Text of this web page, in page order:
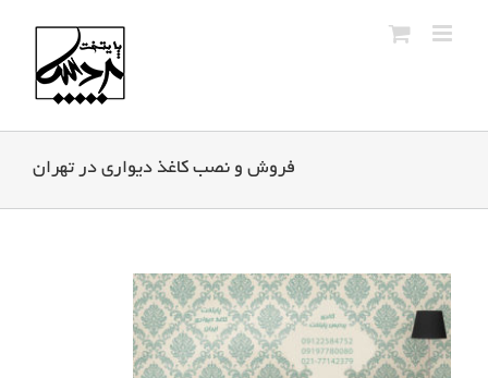
فروش و نصب کاغذ دیواری در تهران